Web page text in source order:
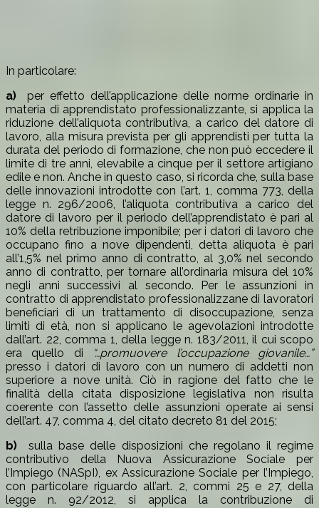
In particolare:
a)
per effetto dell’applicazione delle norme ordinarie in
materia di apprendistato professionalizzante, si applica la
riduzione dell’aliquota contributiva, a carico del datore di
lavoro, alla misura prevista per gli apprendisti per tutta la
durata del periodo di formazione, che non può eccedere il
limite di tre anni, elevabile a cinque per il settore artigiano
edile e non. Anche in questo caso, si ricorda che, sulla base
delle innovazioni introdotte con l’art. 1, comma 773, della
legge n. 296/2006, l’aliquota contributiva a carico del
datore di lavoro per il periodo dell’apprendistato è pari al
10% della retribuzione imponibile; per i datori di lavoro che
occupano fino a nove dipendenti, detta aliquota è pari
all’1,5% nel primo anno di contratto, al 3,0% nel secondo
anno di contratto, per tornare all’ordinaria misura del 10%
negli anni successivi al secondo. Per le assunzioni in
contratto di apprendistato professionalizzane di lavoratori
beneficiari di un trattamento di disoccupazione, senza
limiti di età, non si applicano le agevolazioni introdotte
dall’art. 22, comma 1, della legge n. 183/2011, il cui scopo
era quello di
“…promuovere l’occupazione giovanile…”
presso i datori di lavoro con un numero di addetti non
superiore a nove unità. Ciò in ragione del fatto che le
finalità della citata disposizione legislativa non risulta
coerente con l’assetto delle assunzioni operate ai sensi
dell’art. 47, comma 4, del citato decreto 81 del 2015;
b)
sulla base delle disposizioni che regolano il regime
contributivo della Nuova Assicurazione Sociale per
l’Impiego (NASpI), ex Assicurazione Sociale per l’Impiego,
con particolare riguardo all’art. 2, commi 25 e 27, della
legge n. 92/2012, si applica la contribuzione di